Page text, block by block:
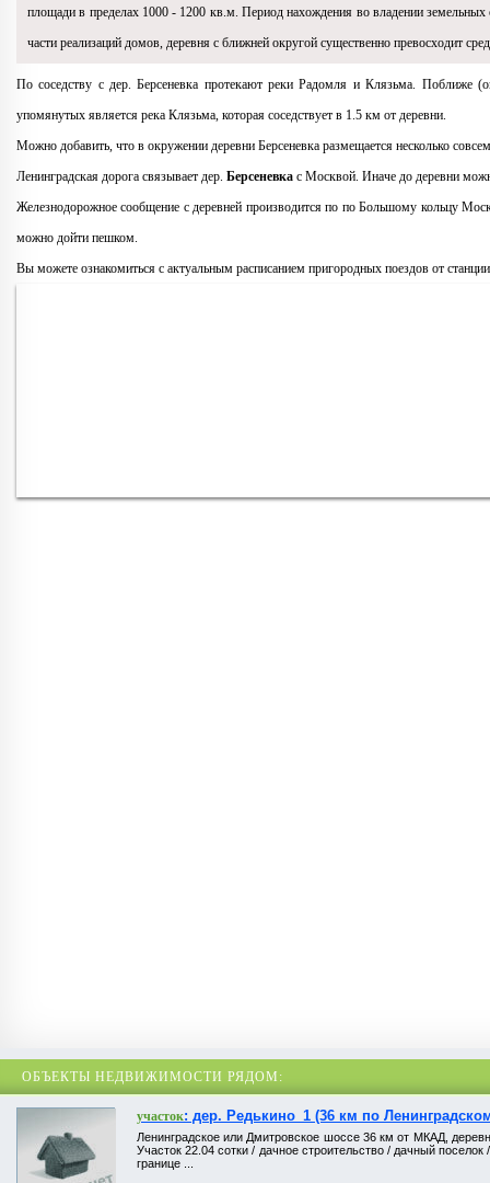
площади в пределах 1000 - 1200 кв.м. Период нахождения во владении
части реализаций домов, деревня с ближней округой существенно превосходит
По соседству с дер. Берсеневка протекают реки Радомля и Клязьма. Поближе
упомянутых является река Клязьма, которая соседствует в 1.5 км от деревни.
Можно добавить, что в окружении деревни Берсеневка размещается несколько
Ленинградская дорога связывает дер. Берсеневка с Москвой. Иначе до деревни
Железнодорожное сообщение с деревней производится по по Большому кольцу
можно дойти пешком.
Вы можете ознакомиться с актуальным расписанием пригородных поездов от
ОБЪЕКТЫ НЕДВИЖИМОСТИ РЯДОМ:
участок: дер. Редькино_1 (36 км по
Ленинградское или Дмитровское шоссе 36 км от МКАД,
Участок 22.04 сотки / дачное строительство / дачный
границе ...